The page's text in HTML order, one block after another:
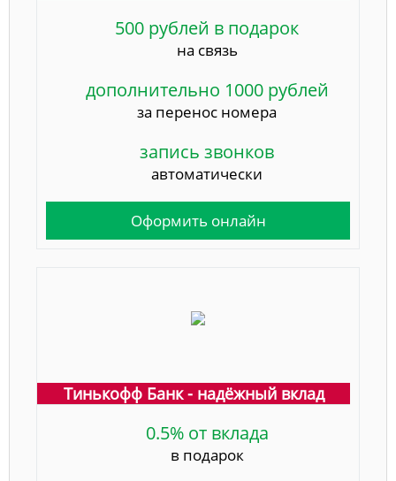
500 рублей в подарок
на связь
дополнительно 1000 рублей
за перенос номера
запись звонков
автоматически
Оформить онлайн
Тинькофф Банк - надёжный вклад
0.5% от вклада
в подарок